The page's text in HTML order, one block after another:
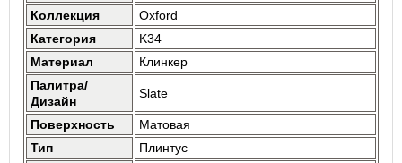
Коллекция
Oxford
Категория
K34
Материал
Клинкер
Палитра/
Дизайн
Slate
Поверхность
Матовая
Тип
Плинтус